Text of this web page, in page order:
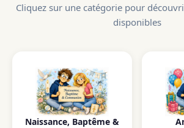
Cliquez sur une catégorie pour
disponibles
Naissance, Baptême &